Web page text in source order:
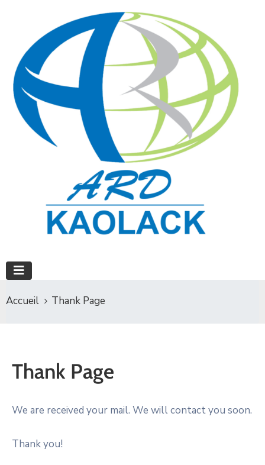
Accueil Thank Page
Thank Page
We are received your mail. We will contact you soon.
Thank you!